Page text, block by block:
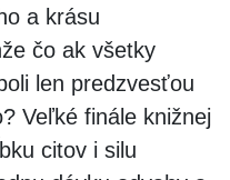
a krásu
čo ak všetky
len predzvesťou
Veľké finále knižnej
citov i silu